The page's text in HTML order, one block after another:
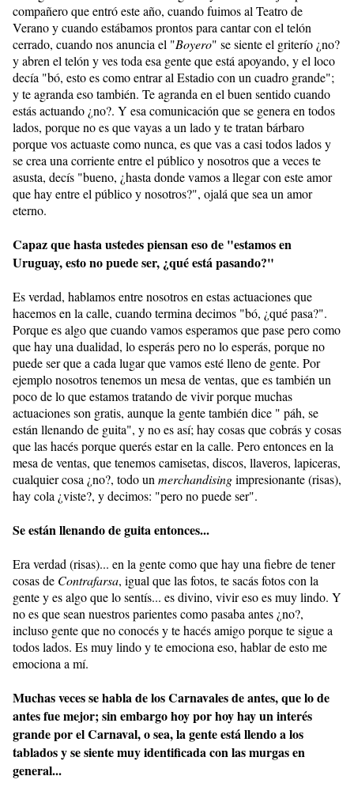
compañero que entró este año, cuando fuimos al Teatro de
Verano y cuando estábamos prontos para cantar con el telón
cerrado, cuando nos anuncia el "Boyero" se siente el griterío ¿no?
y abren el telón y ves toda esa gente que está apoyando, y el loco
decía "bó, esto es como entrar al Estadio con un cuadro grande";
y te agranda eso también. Te agranda en el buen sentido cuando
estás actuando ¿no?. Y esa comunicación que se genera en todos
lados, porque no es que vayas a un lado y te tratan bárbaro
porque vos actuaste como nunca, es que vas a casi todos lados y
se crea una corriente entre el público y nosotros que a veces te
asusta, decís "bueno, ¿hasta donde vamos a llegar con este amor
que hay entre el público y nosotros?", ojalá que sea un amor
eterno.
Capaz que hasta ustedes piensan eso de "estamos en
Uruguay, esto no puede ser, ¿qué está pasando?"
Es verdad, hablamos entre nosotros en estas actuaciones que
hacemos en la calle, cuando termina decimos "bó, ¿qué pasa?".
Porque es algo que cuando vamos esperamos que pase pero como
que hay una dualidad, lo esperás pero no lo esperás, porque no
puede ser que a cada lugar que vamos esté lleno de gente. Por
ejemplo nosotros tenemos un mesa de ventas, que es también un
poco de lo que estamos tratando de vivir porque muchas
actuaciones son gratis, aunque la gente también dice " páh, se
están llenando de guita", y no es así; hay cosas que cobrás y cosas
que las hacés porque querés estar en la calle. Pero entonces en la
mesa de ventas, que tenemos camisetas, discos, llaveros, lapiceras,
cualquier cosa ¿no?, todo unmerchandisingimpresionante (risas),
hay cola ¿viste?, y decimos: "pero no puede ser".
Se están llenando de guita entonces...
Era verdad (risas)... en la gente como que hay una fiebre de tener
cosas de Contrafarsa, igual que las fotos, te sacás fotos con la
gente y es algo que lo sentís... es divino, vivir eso es muy lindo. Y
no es que sean nuestros parientes como pasaba antes ¿no?,
incluso gente que no conocés y te hacés amigo porque te sigue a
todos lados. Es muy lindo y te emociona eso, hablar de esto me
emociona a mí.
Muchas veces se habla de los Carnavales de antes, que lo de
antes fue mejor; sin embargo hoy por hoy hay un interés
grande por el Carnaval, o sea, la gente está llendo a los
tablados y se siente muy identificada con las murgas en
general...